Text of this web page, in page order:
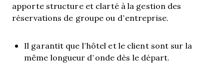
apporte structure et clarté à la gestion des
réservations de groupe ou d’entreprise.
Il garantit que l’hôtel et le client sont sur la
même longueur d’onde dès le départ.